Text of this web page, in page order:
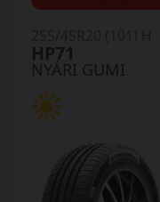
NYÁRI GUMI
HP71